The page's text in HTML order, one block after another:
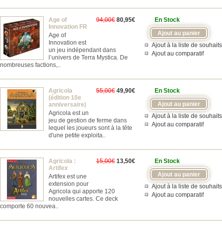
En Stock
Ajout à la liste de souhaits
Ajout au comparatif
94,00€ 80,95€
Age of
Innovation FR
Age of
Innovation est
un jeu indépendant dans
l’univers de Terra Mystica. De
nombreuses factions,..
En Stock
Ajout à la liste de souhaits
Ajout au comparatif
55,00€ 49,90€
Agricola
(édition 10e
anniversaire)
Agricola est un
jeu de gestion de ferme dans
lequel les joueurs sont à la tête
d'une petite exploita..
En Stock
Ajout à la liste de souhaits
Ajout au comparatif
15,00€ 13,50€
Agricola :
Artifex
Artifex est une
extension pour
Agricola qui apporte 120
nouvelles cartes. Ce deck
comporte 60 nouvea..